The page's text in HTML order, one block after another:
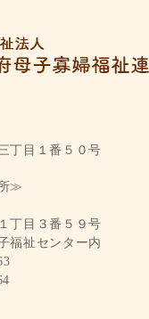
丁目１番５０号
≫
丁目３番５９号
福祉センター内